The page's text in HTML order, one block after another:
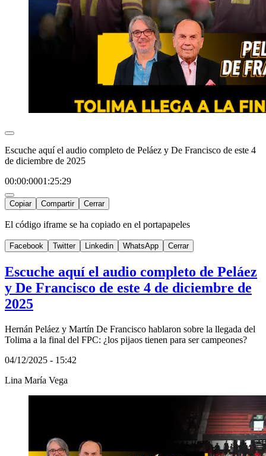
Escuche aquí el audio completo de Peláez y De Francisco de este 4
de diciembre de 2025
00:00:0001:25:29
Copiar Compartir Cerrar
El código iframe se ha copiado en el portapapeles
Facebook Twitter Linkedin WhatsApp Cerrar
Escuche aquí el audio completo de Peláez
y De Francisco de este 4 de diciembre de
2025
Hernán Peláez y Martín De Francisco hablaron sobre la llegada del
Tolima a la final del FPC: ¿los pijaos tienen para ser campeones?
04/12/2025 - 15:42
Lina María Vega